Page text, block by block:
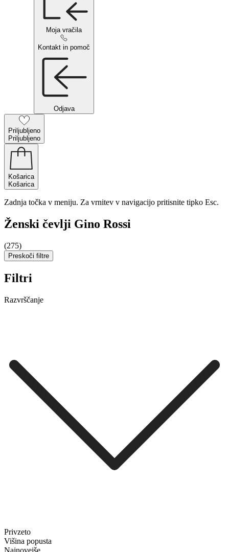
Moja vračila
Kontakt in pomoč
Odjava
Priljubljeno
Priljubljeno
Košarica
Košarica
Zadnja točka v meniju. Za vrnitev v navigacijo pritisnite tipko Esc.
Ženski čevlji Gino Rossi
(275)
Preskoči filtre
Filtri
Razvrščanje
Privzeto
Višina popusta
Najnovejše